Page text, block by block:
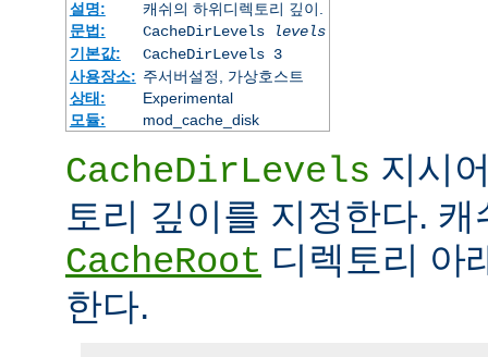
설명:
캐쉬의 하위디렉토리 깊이.
문법:
CacheDirLevels
levels
기본값:
CacheDirLevels 3
사용장소: 주서버설정, 가상호스트
상태:
Experimental
모듈:
mod_cache_disk
CacheDirLevels 지시
토리 깊이를 지정한다.
CacheRoot 디렉토리 아
한다.